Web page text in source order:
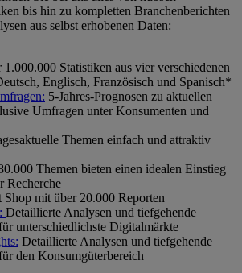
bis hin zu kompletten Branchenberichten
aus selbst erhobenen Daten:
1.000.000 Statistiken aus vier verschiedenen
Englisch, Französisch und Spanisch*
5-Jahres-Prognosen zu aktuellen
Umfragen unter Konsumenten und
Themen einfach und attraktiv
Themen bieten einen idealen Einstieg
Recherche
Shop mit über 20.000 Reporten
Detaillierte Analysen und tiefgehende
unterschiedlichste Digitalmärkte
Detaillierte Analysen und tiefgehende
den Konsumgüterbereich